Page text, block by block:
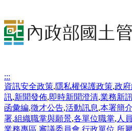
:::
資訊安全政策,隱私權保護政策,政
訊,新聞發佈,即時新聞澄清,業務新
函彙編,徵才公告,活動訊息,本署簡介
署,組織職掌與願景,各單位職掌, 人
業務專區,審議委員會,行政單位,所